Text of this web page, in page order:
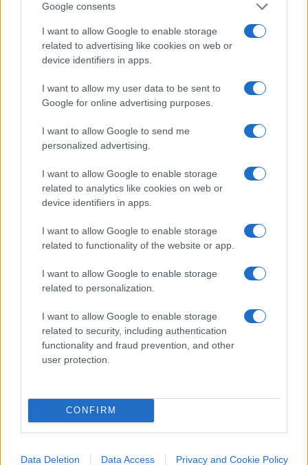
Google consents
I want to allow Google to enable storage
related to advertising like cookies on web or
device identifiers in apps.
I want to allow my user data to be sent to
Google for online advertising purposes.
I want to allow Google to send me
personalized advertising.
I want to allow Google to enable storage
related to analytics like cookies on web or
device identifiers in apps.
I want to allow Google to enable storage
related to functionality of the website or app.
I want to allow Google to enable storage
related to personalization.
I want to allow Google to enable storage
related to security, including authentication
functionality and fraud prevention, and other
user protection.
CONFIRM
Data Deletion Data Access Privacy and Cookie Policy
A RIMETTERCI NON SONO SOLO I TURISTI, MA
SOPRATTUTTO GLI ALBERGATORI
prenotazioni sono soprattutto gli albergatori che
rivelanoun aumento delle bollette del 400% se
non addirittura del 600%.Confcommercio ha
infatti registrato una triplicazione della bolletta di
un hotel a cinque stelle dal 2021 ad ora.
È chiaro quindi che questa Pasqua coinvolgerà
meno persone, ma come dice Pier Ezhaya,
presidente di Astoi Confindustria Viaggi
(Associazione di Categoria dei Tour Operator
aderente a Confindustria): “I timori per la guerra
stanno fermando la domanda a medio termine
sull’estate perché è chiaro che di fronte a un
stordimento e di attesa da parte dei clienti che
determina uno scivolamento in avanti della
domanda e una tendenza alla prenotazione “last
second”.